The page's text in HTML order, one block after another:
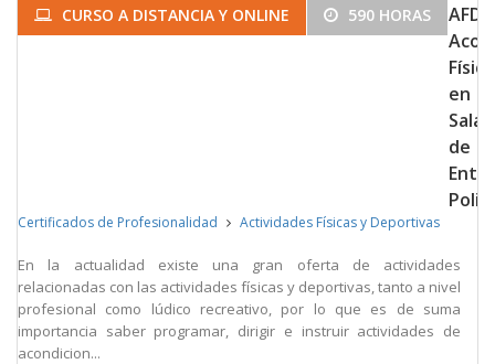
CURSO A DISTANCIA Y ONLINE 590 HORAS
Físico
en
Sala
de
Certificados de Profesionalidad Actividades Físicas y Deportivas
En la actualidad existe una gran oferta de actividades
relacionadas con las actividades físicas y deportivas, tanto a nivel
profesional como lúdico recreativo, por lo que es de suma
importancia saber programar, dirigir e instruir actividades de
acondicion...